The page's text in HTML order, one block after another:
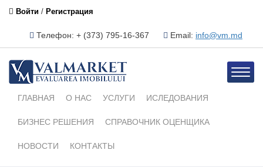
Войти / Регистрация
Телефон: + (373) 795-16-367 Email: info@vm.md
Toggle
ГЛАВНАЯ О НАС УСЛУГИ ИСЛЕДОВАНИЯ
БИЗНЕС РЕШЕНИЯ СПРАВОЧНИК ОЦЕНЩИКА
НОВОСТИ КОНТАКТЫ